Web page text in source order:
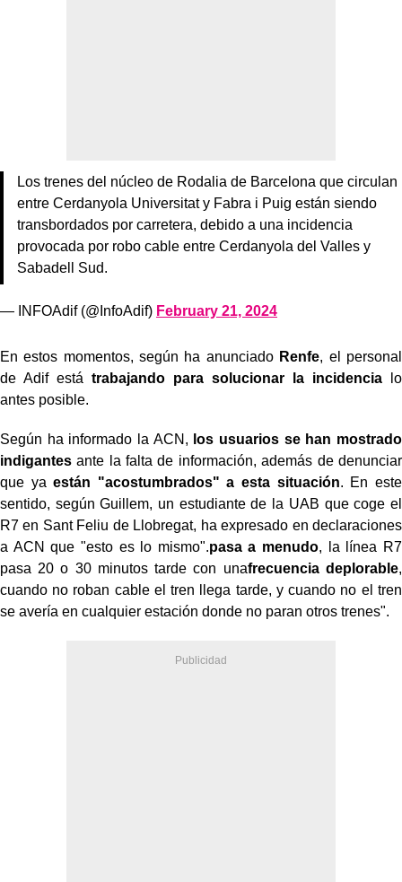
Los trenes del núcleo de Rodalia de Barcelona que circulan
entre Cerdanyola Universitat y Fabra i Puig están siendo
transbordados por carretera, debido a una incidencia
provocada por robo cable entre Cerdanyola del Valles y
Sabadell Sud.
— INFOAdif (@InfoAdif) February 21, 2024
En estos momentos, según ha anunciado Renfe, el personal
de Adif está trabajando para solucionar la incidencialo
antes posible.
Según ha informado la ACN, los usuarios se han mostrado
indigantes ante la falta de información, además de denunciar
que yaestán "acostumbrados" a esta situación. En este
sentido, según Guillem, un estudiante de la UAB que coge el
R7 en Sant Feliu de Llobregat, ha expresado en declaraciones
a ACN que "esto es lo mismo".pasa a menudo, la línea R7
pasa 20 o 30 minutos tarde con unafrecuencia deplorable,
cuando no roban cable el tren llega tarde, y cuando no el tren
se avería en cualquier estación donde no paran otros trenes".